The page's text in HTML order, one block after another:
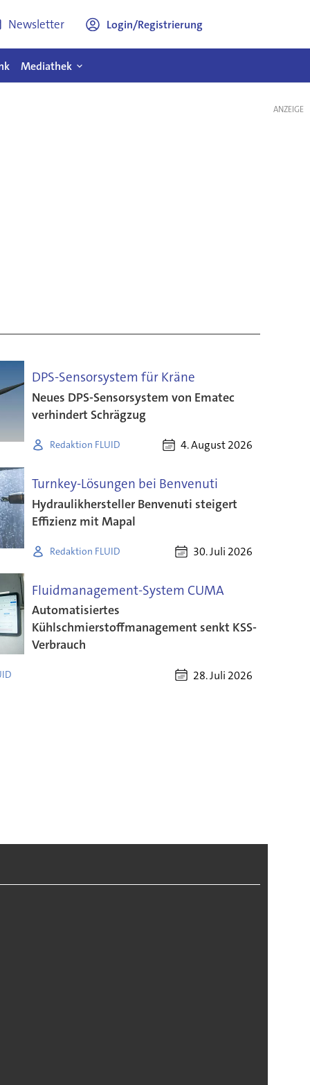
Newsletter Login/Registrierung
Mediathek
DPS-Sensorsystem für Kräne
Neues DPS-Sensorsystem von Ematec
verhindert Schrägzug
Redaktion FLUID 4. August 2026
Turnkey-Lösungen bei Benvenuti
Hydraulikhersteller Benvenuti steigert
Effizienz mit Mapal
Redaktion FLUID 30. Juli 2026
Fluidmanagement-System CUMA
Automatisiertes
Kühlschmierstoffmanagement senkt KSS-
Verbrauch
28. Juli 2026
ANZEIGE